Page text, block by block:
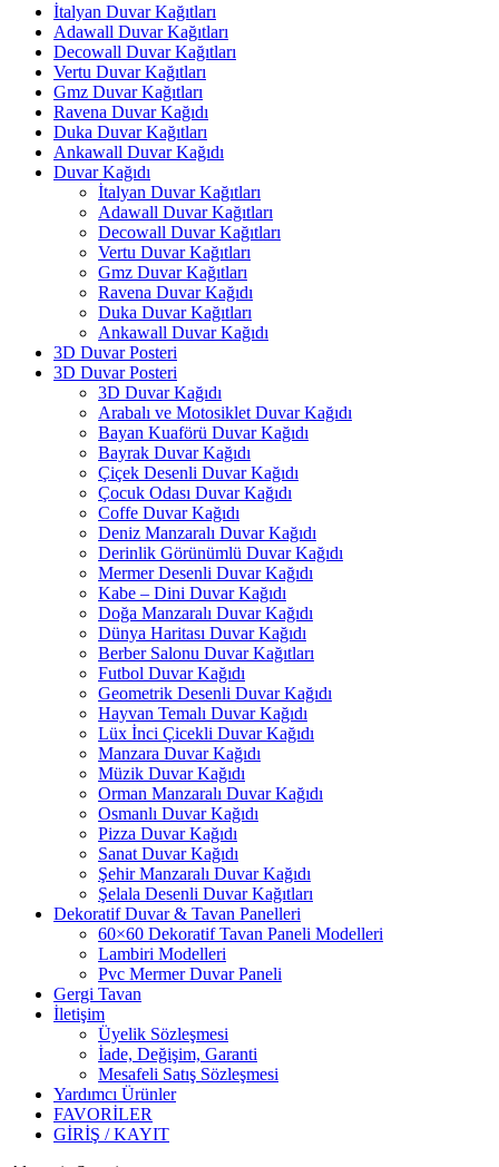
İtalyan Duvar Kağıtları
Adawall Duvar Kağıtları
Decowall Duvar Kağıtları
Vertu Duvar Kağıtları
Gmz Duvar Kağıtları
Ravena Duvar Kağıdı
Duka Duvar Kağıtları
Ankawall Duvar Kağıdı
Duvar Kağıdı
İtalyan Duvar Kağıtları
Adawall Duvar Kağıtları
Decowall Duvar Kağıtları
Vertu Duvar Kağıtları
Gmz Duvar Kağıtları
Ravena Duvar Kağıdı
Duka Duvar Kağıtları
Ankawall Duvar Kağıdı
3D Duvar Posteri
3D Duvar Posteri
3D Duvar Kağıdı
Arabalı ve Motosiklet Duvar Kağıdı
Bayan Kuaförü Duvar Kağıdı
Bayrak Duvar Kağıdı
Çiçek Desenli Duvar Kağıdı
Çocuk Odası Duvar Kağıdı
Coffe Duvar Kağıdı
Deniz Manzaralı Duvar Kağıdı
Derinlik Görünümlü Duvar Kağıdı
Mermer Desenli Duvar Kağıdı
Kabe – Dini Duvar Kağıdı
Doğa Manzaralı Duvar Kağıdı
Dünya Haritası Duvar Kağıdı
Berber Salonu Duvar Kağıtları
Futbol Duvar Kağıdı
Geometrik Desenli Duvar Kağıdı
Hayvan Temalı Duvar Kağıdı
Lüx İnci Çicekli Duvar Kağıdı
Manzara Duvar Kağıdı
Müzik Duvar Kağıdı
Orman Manzaralı Duvar Kağıdı
Osmanlı Duvar Kağıdı
Pizza Duvar Kağıdı
Sanat Duvar Kağıdı
Şehir Manzaralı Duvar Kağıdı
Şelala Desenli Duvar Kağıtları
Dekoratif Duvar & Tavan Panelleri
60×60 Dekoratif Tavan Paneli Modelleri
Lambiri Modelleri
Pvc Mermer Duvar Paneli
Gergi Tavan
İletişim
Üyelik Sözleşmesi
İade, Değişim, Garanti
Mesafeli Satış Sözleşmesi
Yardımcı Ürünler
FAVORİLER
GİRİŞ / KAYIT